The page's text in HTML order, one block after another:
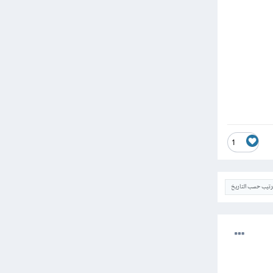
1
حسب التاريخ